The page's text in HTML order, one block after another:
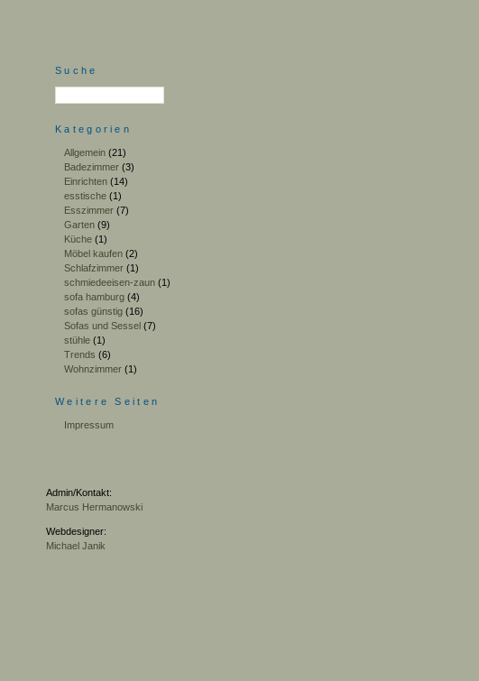
Suche
Kategorien
Allgemein (21)
Badezimmer (3)
Einrichten (14)
esstische (1)
Esszimmer (7)
Garten (9)
Küche (1)
Möbel kaufen (2)
Schlafzimmer (1)
schmiedeeisen-zaun (1)
sofa hamburg (4)
sofas günstig (16)
Sofas und Sessel (7)
stühle (1)
Trends (6)
Wohnzimmer (1)
Weitere Seiten
Impressum
Admin/Kontakt:
Marcus Hermanowski
Webdesigner:
Michael Janik